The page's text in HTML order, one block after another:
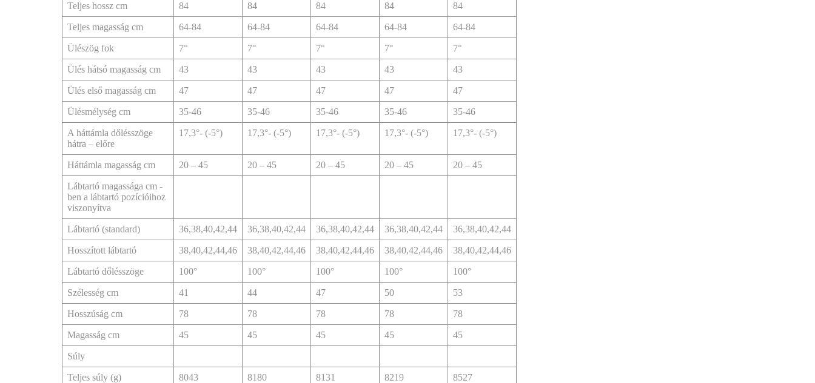
Teljes hossz cm 84 84 84 84 84
Teljes magasság cm 64-84 64-84 64-84 64-84 64-84
Ülészög fok 7° 7° 7° 7° 7°
Ülés hátsó magasság cm 43 43 43 43 43
Ülés első magasság cm 47 47 47 47 47
Ülésmélység cm 35-46 35-46 35-46 35-46 35-46
A háttámla dőlésszöge
hátra – előre
17,3°- (-5°) 17,3°- (-5°) 17,3°- (-5°) 17,3°- (-5°) 17,3°- (-5°)
Háttámla magasság cm 20 – 45 20 – 45 20 – 45 20 – 45 20 – 45
Lábtartó magassága cm -
ben a lábtartó pozícióihoz
viszonyítva
Lábtartó (standard) 36,38,40,42,44 36,38,40,42,44 36,38,40,42,44 36,38,40,42,44 36,38,40,42,44
Hosszított lábtartó 38,40,42,44,46 38,40,42,44,46 38,40,42,44,46 38,40,42,44,46 38,40,42,44,46
Lábtartó dőlésszöge 100° 100° 100° 100° 100°
Szélesség cm 41 44 47 50 53
Hosszúság cm 78 78 78 78 78
Magasság cm 45 45 45 45 45
Súly
Teljes súly (g) 8043 8180 8131 8219 8527